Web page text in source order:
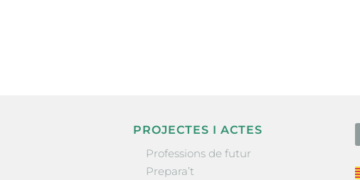
PROJECTES I ACTES
Professions de futur
Prepara’t